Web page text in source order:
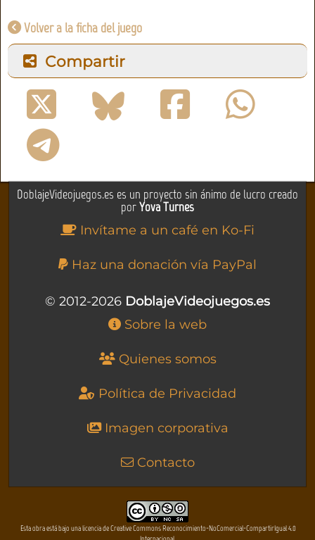
Volver a la ficha del juego
Compartir
DoblajeVideojuegos.es es un proyecto sin ánimo de lucro creado
porYova Turnes
Invítame a un café en Ko-Fi
Haz una donación vía PayPal
© 2012-2026 DoblajeVideojuegos.es
Sobre la web
Quienes somos
Política de Privacidad
Imagen corporativa
Contacto
Esta obra está bajo una licencia de Creative Commons Reconocimiento-NoComercial-CompartirIgual 4.0